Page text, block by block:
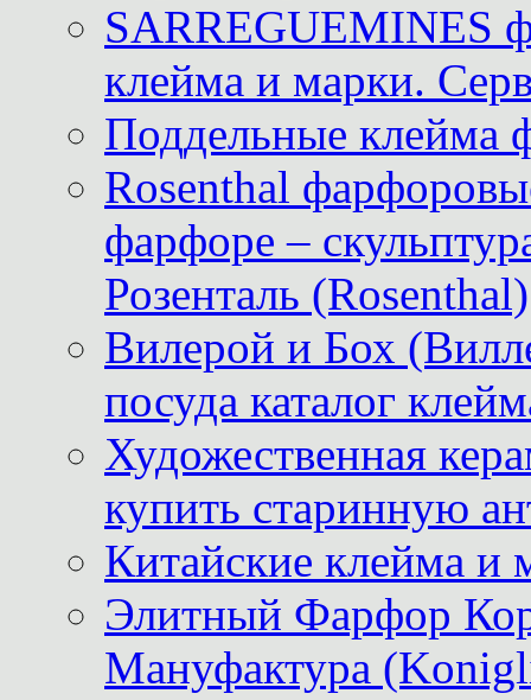
SARREGUEMINES
клейма и марки.
Поддельные клейма
Rosenthal
фарфоре –
Розенталь (Rosenthal)
Вилерой и Бох
посуда каталог
Художественная
купить старинную
Китайские клейма и
Элитный Фарфор
Мануфактура